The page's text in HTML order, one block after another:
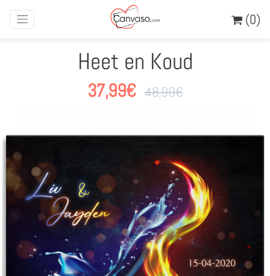
(0)
Heet en Koud
37,99€ 48,99€